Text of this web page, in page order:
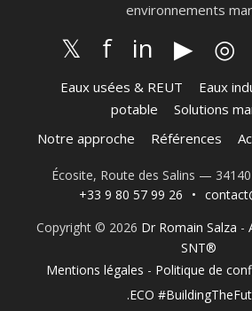
environnements
𝕏 f in ▶ ◎
Eaux usées & REUT Eaux
potable
Solutions
Notre approche
Références
Écosite, Route des Salins —
+33 9 80 57 99 26
•
Copyright © 2026 Dr Romain Salza -
SNT®
Mentions légales - Politique de
.ECO